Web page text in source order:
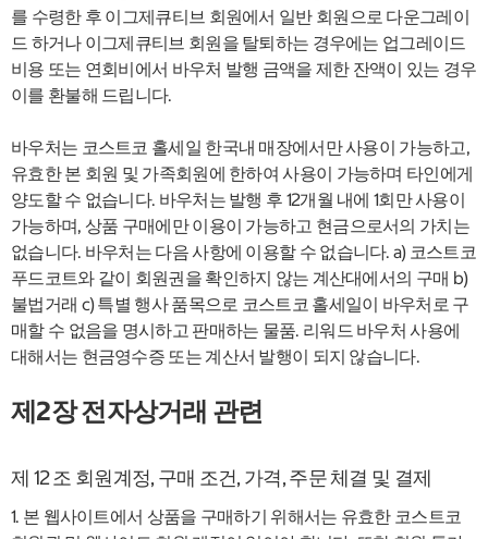
를 수령한 후 이그제큐티브 회원에서 일반 회원으로 다운그레이
드 하거나 이그제큐티브 회원을 탈퇴하는 경우에는 업그레이드
비용 또는 연회비에서 바우처 발행 금액을 제한 잔액이 있는 경우
이를 환불해 드립니다.
바우처는 코스트코 홀세일 한국내 매장에서만 사용이 가능하고,
유효한 본 회원 및 가족회원에 한하여 사용이 가능하며 타인에게
양도할 수 없습니다. 바우처는 발행 후 12개월 내에 1회만 사용이
가능하며, 상품 구매에만 이용이 가능하고 현금으로서의 가치는
없습니다. 바우처는 다음 사항에 이용할 수 없습니다. a) 코스트코
푸드코트와 같이 회원권을 확인하지 않는 계산대에서의 구매 b)
불법거래 c) 특별 행사 품목으로 코스트코 홀세일이 바우처로 구
매할 수 없음을 명시하고 판매하는 물품. 리워드 바우처 사용에
대해서는 현금영수증 또는 계산서 발행이 되지 않습니다.
제2장 전자상거래 관련
제 12 조 회원계정, 구매 조건, 가격, 주문 체결 및 결제
1. 본 웹사이트에서 상품을 구매하기 위해서는 유효한 코스트코